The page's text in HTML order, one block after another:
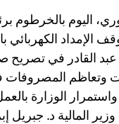
اليوم بالخرطوم
الكهربائي
عبد القادر في
وتعاظم
واستمرار الوزارة
المالية د. جبريل